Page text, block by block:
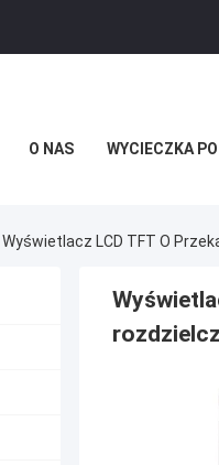
O NAS WYCIECZKA
Wyświetlacz LCD TFT O